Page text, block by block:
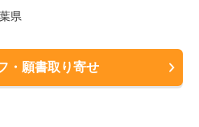
県
・願書取り寄せ